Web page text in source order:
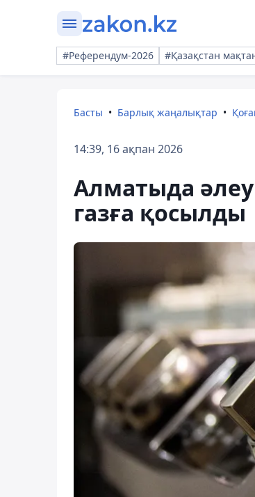
#Референдум-2026 #Қазақстан
Басты Барлық жаңалықтар
14:39, 16 ақпан 2026
Алматыда
газға қосылды